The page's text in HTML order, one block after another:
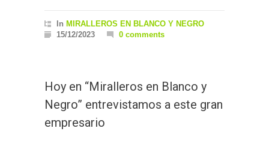
In MIRALLEROS EN BLANCO Y NEGRO
15/12/2023
0 comments
Hoy en “Miralleros en Blanco y
Negro” entrevistamos a este gran
empresario